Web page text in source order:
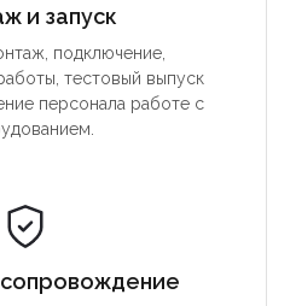
и запуск
подключение,
тестовый выпуск
персонала работе с